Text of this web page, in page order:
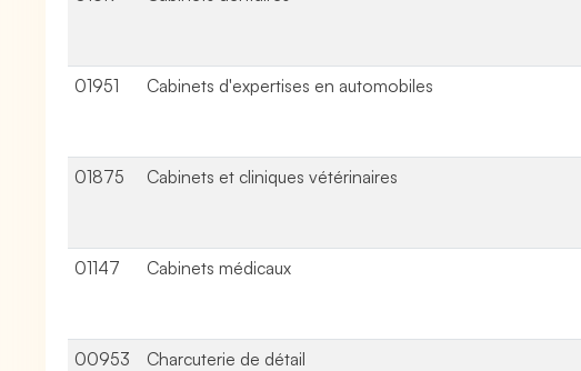
01951
Cabinets d'expertises en automobiles
01875
Cabinets et cliniques vétérinaires
01147
Cabinets médicaux
00953
Charcuterie de détail